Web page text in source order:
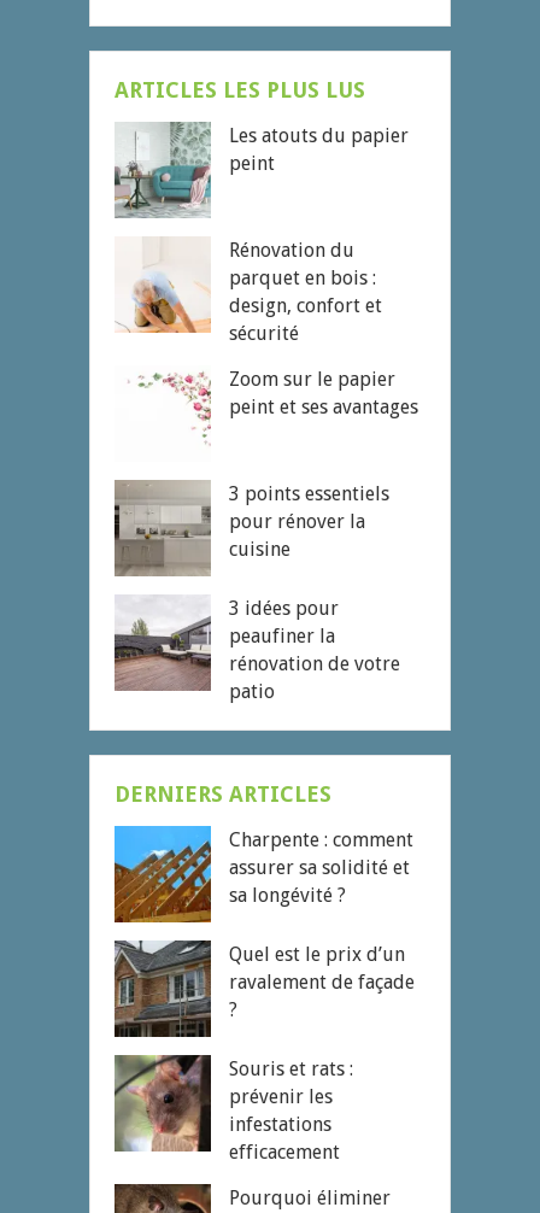
ARTICLES LES PLUS LUS
Les atouts du papier
peint
Rénovation du
parquet en bois :
design, confort et
sécurité
Zoom sur le papier
peint et ses avantages
3 points essentiels
pour rénover la
cuisine
3 idées pour
peaufiner la
rénovation de votre
patio
DERNIERS ARTICLES
Charpente : comment
assurer sa solidité et
sa longévité ?
Quel est le prix d’un
ravalement de façade
?
Souris et rats :
prévenir les
infestations
efficacement
Pourquoi éliminer